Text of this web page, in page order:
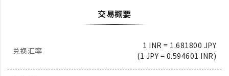
交易概要
兑换汇率
1 INR = 1.681800 JPY
(1 JPY = 0.594601 INR)